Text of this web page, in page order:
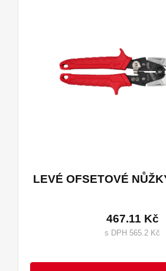
LEVÉ OFSETOVÉ
467.11 Kč
s DPH 565.2 Kč